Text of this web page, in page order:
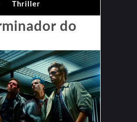
Thriller
do